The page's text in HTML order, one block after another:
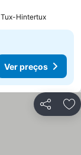
preços
Hintertux
Ver preços
Partilhar